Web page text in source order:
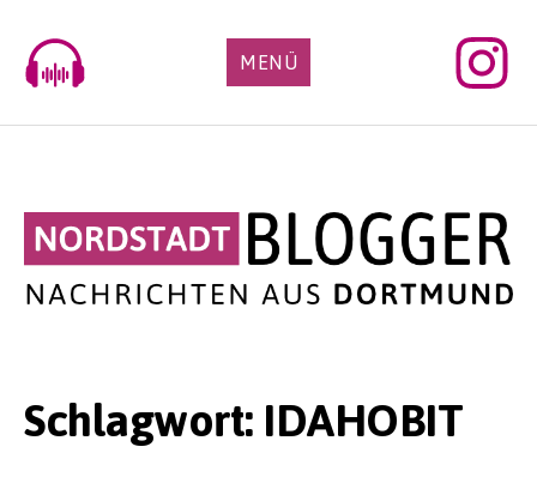
content
MENÜ
Schlagwort: IDAHOBIT